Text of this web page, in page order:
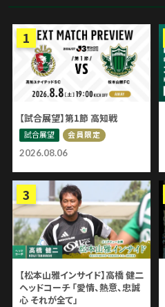
2026.08.06
【試合展望】第1節 高知戦
試合展望
会員限定
【松本山雅インサイド】高橋 健二
ヘッドコーチ 「愛情、熱意、忠誠
心 それが全て」